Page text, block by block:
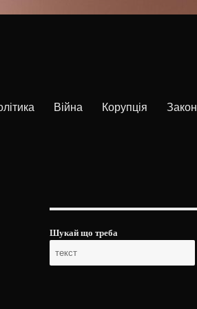
Війна Корупція Закон
Шукай що треба